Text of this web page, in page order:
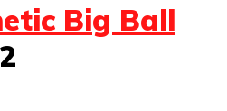
Big Ball